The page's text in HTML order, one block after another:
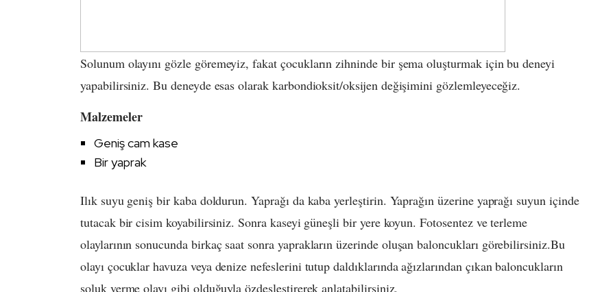
Solunum olayını gözle göremeyiz, fakat çocukların zihninde bir şema oluşturmak için bu deneyi
yapabilirsiniz. Bu deneyde esas olarak karbondioksit/oksijen değişimini gözlemleyeceğiz.
Malzemeler
Geniş cam kase
​Bir yaprak
Ilık suyu geniş bir kaba doldurun. Yaprağı da kaba yerleştirin. Yaprağın üzerine yaprağı suyun içinde
tutacak bir cisim koyabilirsiniz. Sonra kaseyi güneşli bir yere koyun. Fotosentez ve terleme
olaylarının sonucunda birkaç saat sonra yaprakların üzerinde oluşan baloncukları görebilirsiniz.Bu
olayı çocuklar havuza veya denize nefeslerini tutup daldıklarında ağızlarından çıkan baloncukların
soluk verme olayı gibi olduğuyla özdeşleştirerek anlatabilirsiniz.